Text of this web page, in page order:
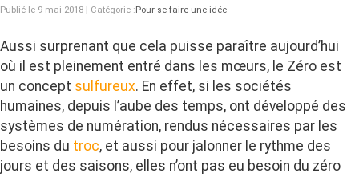
Publié le 9 mai 2018 | Catégorie :Pour se faire une idée
Aussi surprenant que cela puisse paraître aujourd’hui
où il est pleinement entré dans les mœurs, le Zéro est
un concept sulfureux. En effet, si les sociétés
humaines, depuis l’aube des temps, ont développé des
systèmes de numération, rendus nécessaires par les
besoins du troc, et aussi pour jalonner le rythme des
jours et des saisons, elles n’ont pas eu besoin du zéro